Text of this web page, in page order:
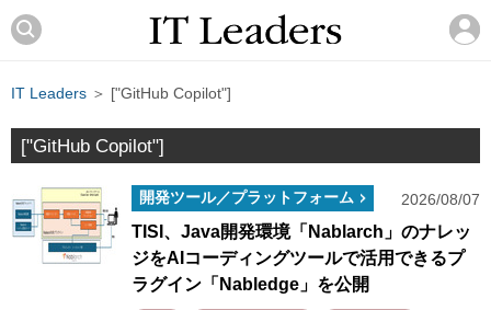
IT Leaders ＞ ["GitHub Copilot"]
["GitHub Copilot"]
開発ツール／プラットフォーム 2026/08/07
TISI、Java開発環境「Nablarch」のナレッ
ジをAIコーディングツールで活用できるプ
ラグイン「Nabledge」を公開